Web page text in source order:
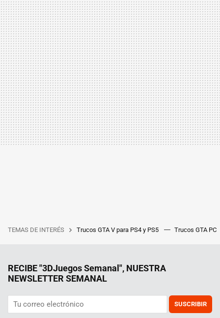
TEMAS DE INTERÉS Trucos GTA V para PS4 y PS5 Trucos GTA PC
RECIBE "3DJuegos Semanal", NUESTRA
NEWSLETTER SEMANAL
SUSCRIBIR